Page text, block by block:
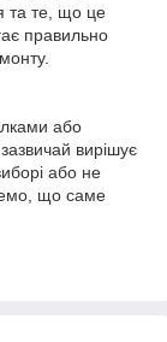
та те, що це
правильно
або
вирішує
або не
що саме